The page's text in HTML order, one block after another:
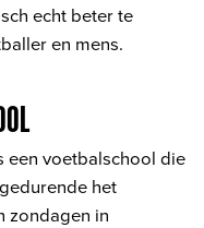
echt beter te
en mens.
een voetbalschool die
het
zondagen in